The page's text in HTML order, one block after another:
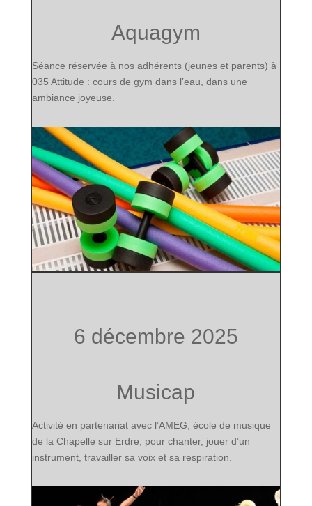
Aquagym
Séance réservée à nos adhérents (jeunes et parents) à
035 Attitude : cours de gym dans l’eau, dans une
ambiance joyeuse.
6 décembre 2025
Musicap
Activité en partenariat avec l’AMEG, école de musique
de la Chapelle sur Erdre, pour chanter, jouer d’un
instrument, travailler sa voix et sa respiration.